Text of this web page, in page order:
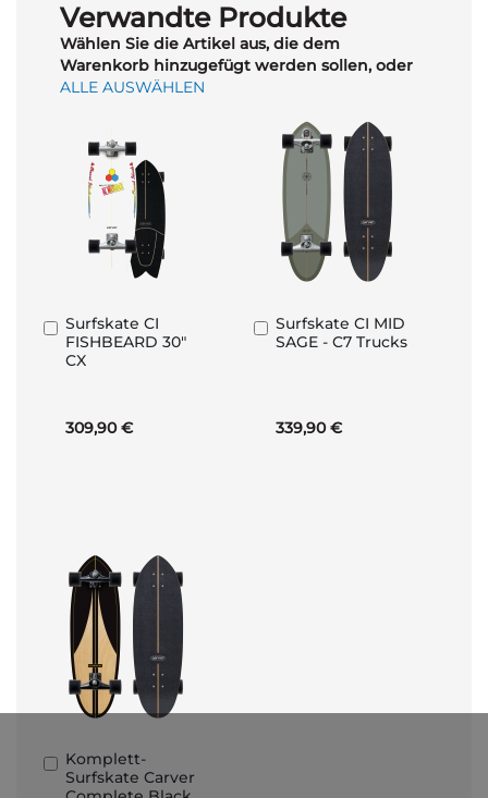
Verwandte Produkte
Wählen Sie die Artikel aus, die dem
Warenkorb hinzugefügt werden sollen, oder
ALLE AUSWÄHLEN
Surfskate CI
FISHBEARD 30"
CX
309,90 €
In
den
Warenkorb
Surfskate CI MID
SAGE - C7 Trucks
339,90 €
In
den
Komplett-
Surfskate Carver
In
den